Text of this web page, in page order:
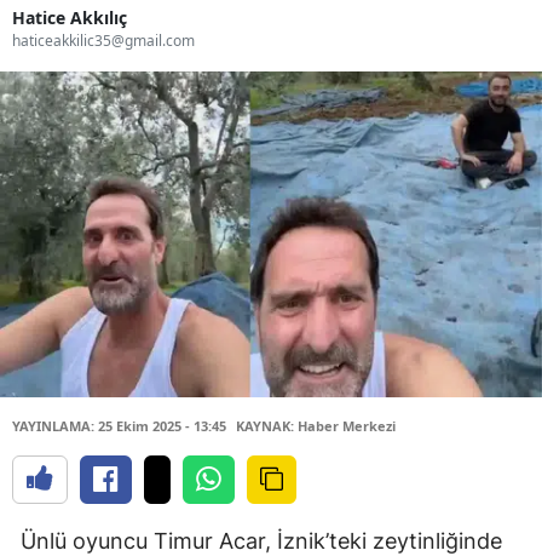
Hatice Akkılıç
haticeakkilic35@gmail.com
YAYINLAMA: 25 Ekim 2025 - 13:45 KAYNAK: Haber Merkezi
Ünlü oyuncu Timur Acar, İznik’teki zeytinliğinde